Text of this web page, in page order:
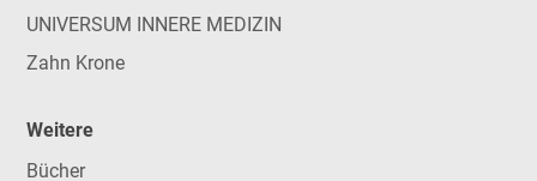
UNIVERSUM INNERE MEDIZIN
Zahn Krone
Weitere
Bücher